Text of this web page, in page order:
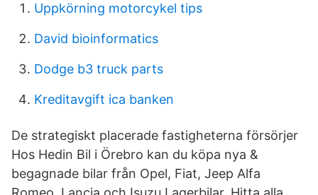
Uppkörning motorcykel tips
David bioinformatics
Dodge b3 truck parts
Kreditavgift ica banken
De strategiskt placerade fastigheterna försörjer
Hos Hedin Bil i Örebro kan du köpa nya &
begagnade bilar från Opel, Fiat, Jeep Alfa